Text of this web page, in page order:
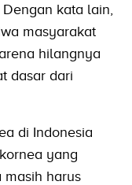
kata lain,
masyarakat
hilangnya
dasar dari
di Indonesia
yang
masih harus